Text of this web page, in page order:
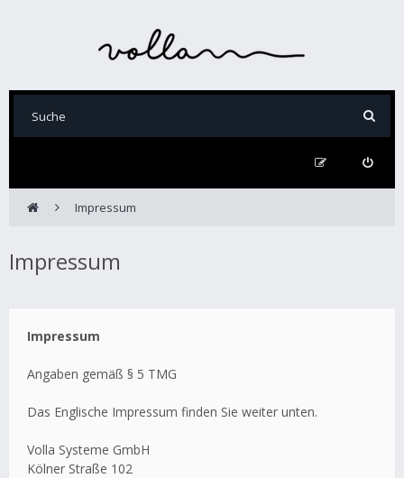
Impressum
Impressum
Impressum
Angaben gemäß § 5 TMG
Das Englische Impressum finden Sie weiter unten.
Volla Systeme GmbH
Kölner Straße 102